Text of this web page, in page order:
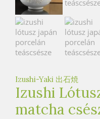
t
e
a
h
á
z
Izushi-Yaki 出石焼
Izushi
matcha